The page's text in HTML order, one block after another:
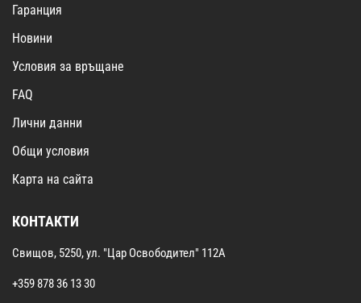
Гаранция
Новини
Условия за връщане
FAQ
Лични данни
Общи условия
Карта на сайта
КОНТАКТИ
Свищов, 5250, ул. "Цар Освободител" 112А
+359 878 36 13 30